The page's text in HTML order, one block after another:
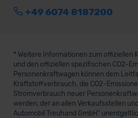
+49 6074 8187200
* Weitere Informationen zum offiziellen
und den offiziellen spezifischen CO2-
Personenkraftwagen können dem
Kraftstoffverbrauch, die CO2-
Stromverbrauch neuer
werden, der an allen Verkaufsstellen
Automobil Treuhand GmbH"